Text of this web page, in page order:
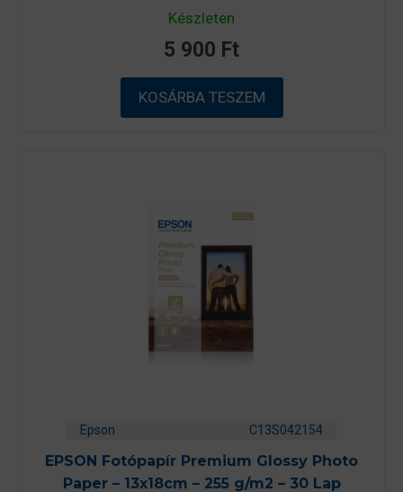
0
a
5
-
ő
l
Készleten
5 900 Ft
KOSÁRBA TESZEM
Epson C13S042154
EPSON Fotópapír Premium Glossy Photo
Paper – 13x18cm – 255 g/m2 – 30 Lap